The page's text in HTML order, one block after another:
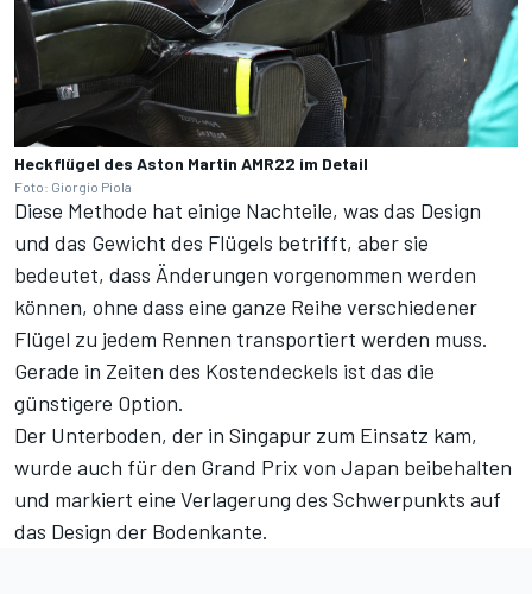
Heckflügel des Aston Martin AMR22 im Detail
Foto: Giorgio Piola
Diese Methode hat einige Nachteile, was das Design
und das Gewicht des Flügels betrifft, aber sie
bedeutet, dass Änderungen vorgenommen werden
können, ohne dass eine ganze Reihe verschiedener
Flügel zu jedem Rennen transportiert werden muss.
Gerade in Zeiten des Kostendeckels ist das die
günstigere Option.
Der Unterboden, der in Singapur zum Einsatz kam,
wurde auch für den Grand Prix von Japan beibehalten
und markiert eine Verlagerung des Schwerpunkts auf
das Design der Bodenkante.